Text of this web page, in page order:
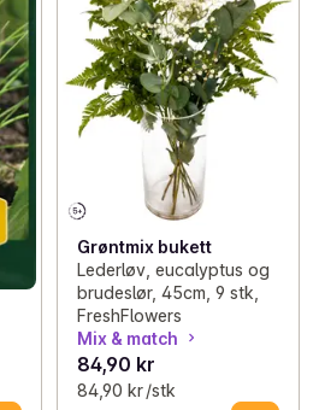
Grøntmix bukett
Lederløv, eucalyptus og
brudeslør, 45cm, 9 stk,
FreshFlowers
Mix & match
84,90 kr
84,90 kr /stk